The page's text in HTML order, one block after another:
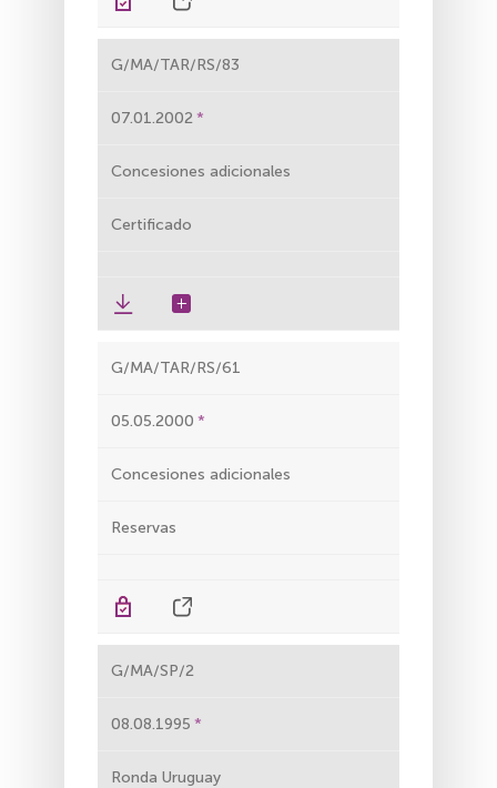
G/MA/TAR/RS/83
07.01.2002
Concesiones adicionales
Certificado
G/MA/TAR/RS/61
05.05.2000
Concesiones adicionales
Reservas
G/MA/SP/2
08.08.1995
Ronda Uruguay